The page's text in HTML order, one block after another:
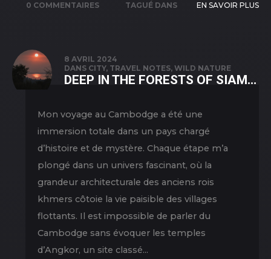
0 COMMENTAIRES
TAGUÉ DANS
EN SAVOIR PLUS
8 AVRIL 2024
DANS CITY, TRAVEL NOTES,WILD NATURE
DEEP IN THE FORESTS OF SIAM…
Mon voyage au Cambodge a été une
immersion totale dans un pays chargé
d’histoire et de mystère. Chaque étape m’a
plongé dans un univers fascinant, où la
grandeur architecturale des anciens rois
khmers côtoie la vie paisible des villages
flottants. Il est impossible de parler du
Cambodge sans évoquer les temples
d’Angkor, un site classé...